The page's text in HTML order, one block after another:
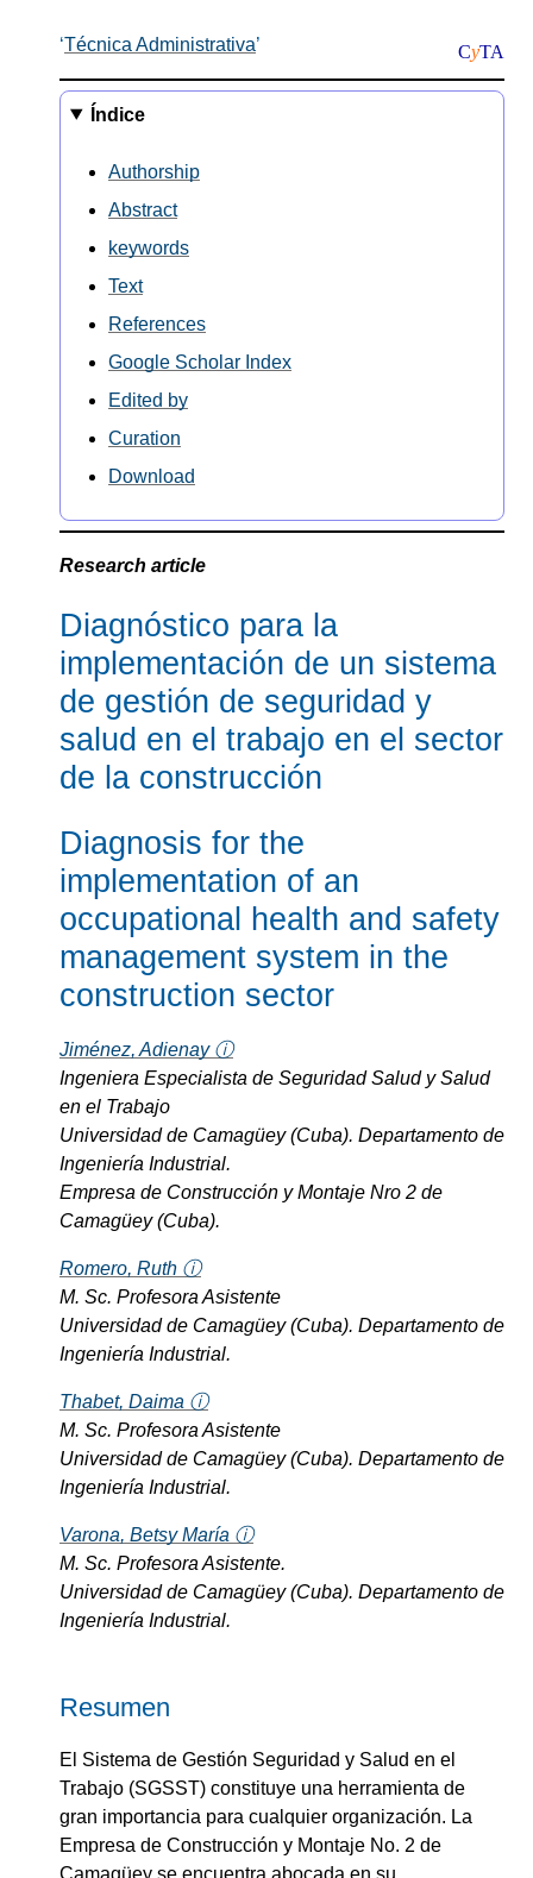
CyTA
Técnica Administrativa
Índice
Authorship
Abstract
keywords
Text
References
Google Scholar Index
Edited by
Curation
Download
Research article
Diagnóstico para la
implementación de un sistema
de gestión de seguridad y
salud en el trabajo en el sector
de la construcción
Diagnosis for the
implementation of an
occupational health and safety
management system in the
construction sector
Jiménez, Adienay ⓘ
Ingeniera Especialista de Seguridad Salud y Salud
en el Trabajo
Universidad de Camagüey (Cuba). Departamento de
Ingeniería Industrial.
Empresa de Construcción y Montaje Nro 2 de
Camagüey (Cuba).
Romero, Ruth ⓘ
M. Sc. Profesora Asistente
Universidad de Camagüey (Cuba). Departamento de
Ingeniería Industrial.
Thabet, Daima ⓘ
M. Sc. Profesora Asistente
Universidad de Camagüey (Cuba). Departamento de
Ingeniería Industrial.
Varona, Betsy María ⓘ
M. Sc. Profesora Asistente.
Universidad de Camagüey (Cuba). Departamento de
Ingeniería Industrial.
Resumen
El Sistema de Gestión Seguridad y Salud en el
Trabajo (SGSST) constituye una herramienta de
gran importancia para cualquier organización. La
Empresa de Construcción y Montaje No. 2 de
Camagüey se encuentra abocada en su